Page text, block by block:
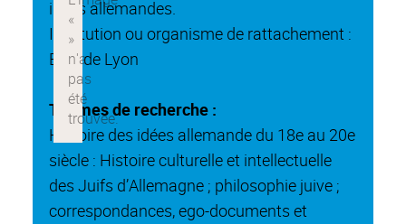
idées allemandes.
Institution ou organisme de rattachement :
ENS de Lyon
Thèmes de recherche :
Histoire des idées allemande du 18e au 20e
siècle : Histoire culturelle et intellectuelle
des Juifs d’Allemagne ; philosophie juive ;
correspondances, ego-documents et